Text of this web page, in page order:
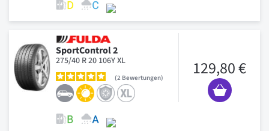
SportControl 2
275/40 R 20 106Y XL
2 Bewertungen 129,80 €